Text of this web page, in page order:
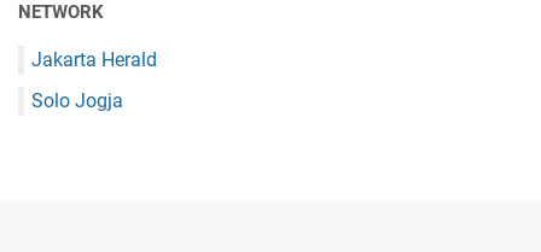
NETWORK
Jakarta Herald
Solo Jogja